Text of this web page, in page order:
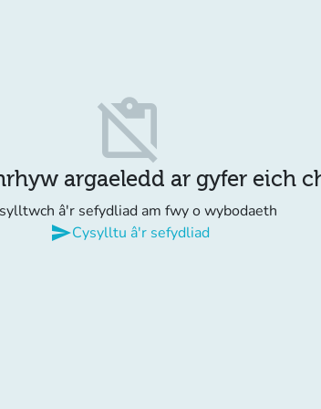
content_paste_off
argaeledd ar gyfer eich
â'r sefydliad am fwy o wybodaeth
sendCysylltu â'r sefydliad